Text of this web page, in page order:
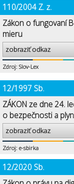
110/2004 Z. z.
Zákon o fungovaní
mieru
zobraziť odkaz
Zdroj: Slov-Lex
12/1997 Sb.
ZÁKON ze dne 24.
o bezpečnosti a
zobraziť odkaz
Zdroj: e-sbirka
12/2020 Sb.